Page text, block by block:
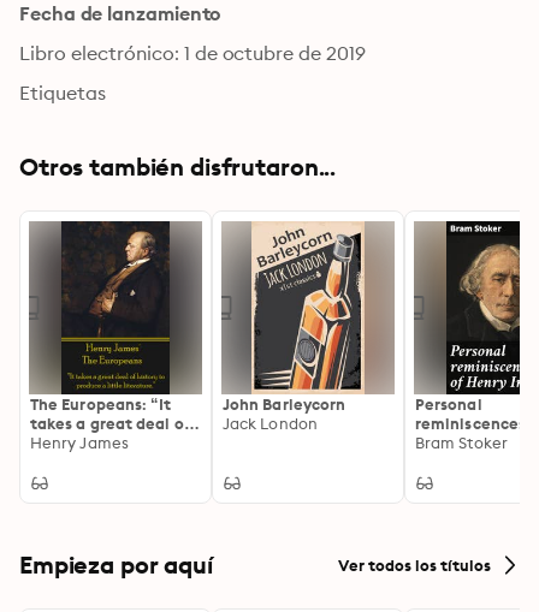
Fecha de lanzamiento
Libro electrónico: 1 de octubre de 2019
Etiquetas
Otros también disfrutaron...
The Europeans: “It
takes a great deal of
history to produce a
Henry James
John Barleycorn
Jack London
Personal
reminiscences
Henry Irving: A
An Intimate
Bram Stoker
Empieza por aquí Ver todos los títulos